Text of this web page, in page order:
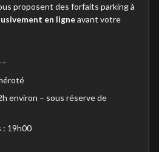
proposent des forfaits parking à
en ligneavant votre
environ – sous réserve de
: 19h00